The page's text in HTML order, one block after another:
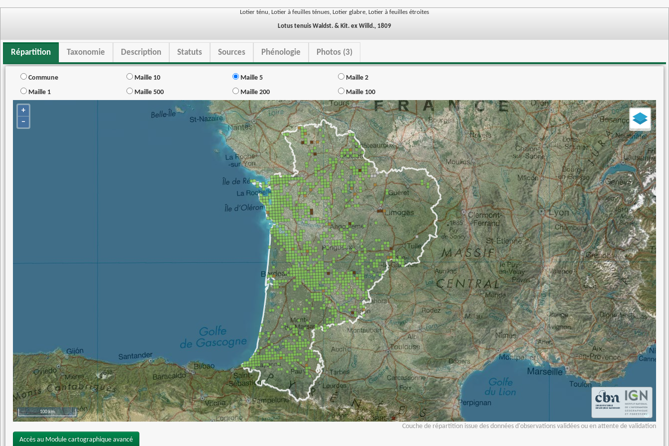
Lotier ténu, Lotier à feuilles ténues, Lotier glabre, Lotier à feuilles étroites
Lotus tenuis Waldst. & Kit. ex Willd., 1809
Répartition Taxonomie Description Statuts Sources Phénologie Photos (3)
Commune Maille 10 Maille 5
Maille 2
Maille 1
Maille 500 Maille 200 Maille 100
+
−
100 km
Couche de répartition issue des données d'observations validées ou en attente de validation
Accès au Module cartographique avancé